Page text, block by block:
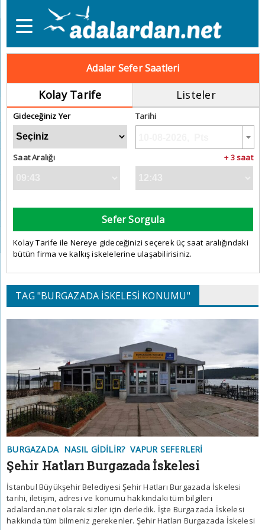
Adalar Sefer Saatleri
Kolay Tarife Listeler
Gideceğiniz Yer Tarihi
Saat Aralığı + 3 saat
Sefer Sorgula
Kolay Tarife ile Nereye gideceğinizi seçerek üç saat aralığındaki
bütün firma ve kalkış iskelelerine ulaşabilirisiniz.
TAG "BURGAZADA İSKELESI KONUMU"
BURGAZADA NASIL GIDILIR? VAPUR SEFERLERI
Şehir Hatları Burgazada İskelesi
İstanbul Büyükşehir Belediyesi Şehir Hatları Burgazada İskelesi
tarihi, iletişim, adresi ve konumu hakkındaki tüm bilgileri
adalardan.net olarak sizler için derledik. İşte Burgazada İskelesi
hakkında tüm bilmeniz gerekenler. Şehir Hatları Burgazada İskelesi